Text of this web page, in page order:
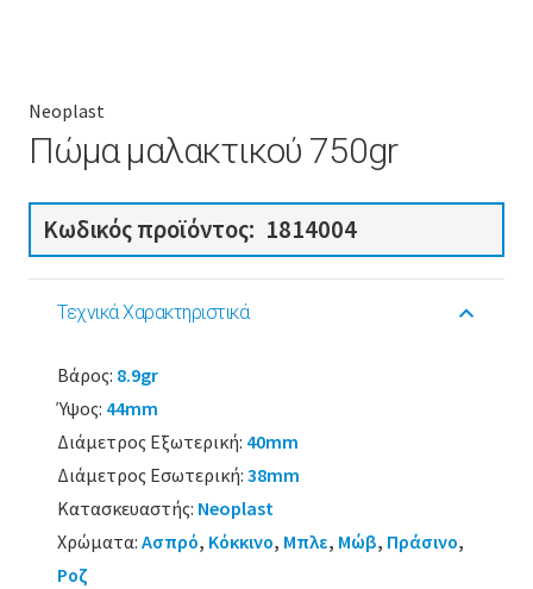
Neoplast
Πώμα μαλακτικού 750gr
Κωδικός προϊόντος: 1814004
Τεχνικά Χαρακτηριστικά
Βάρος: 8.9gr
Ύψος: 44mm
Διάμετρος Εξωτερική: 40mm
Διάμετρος Εσωτερική: 38mm
Κατασκευαστής: Neoplast
Χρώματα: Ασπρό, Κόκκινο, Μπλε, Μώβ, Πράσινο,
Ροζ